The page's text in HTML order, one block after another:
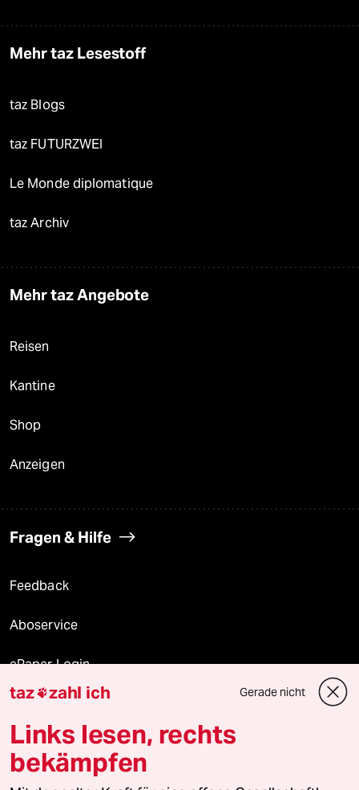
Mehr taz Lesestoff
taz Blogs
taz FUTURZWEI
Le Monde diplomatique
taz Archiv
Mehr taz Angebote
Reisen
Kantine
Shop
Anzeigen
Fragen & Hilfe
Feedback
Aboservice
ePaper Login
Downloads für Abonnierende
© 2026 taz Verlags und Vertriebs GmbH
taz zahl ich Gerade nicht
Links lesen, rechts
bekämpfen